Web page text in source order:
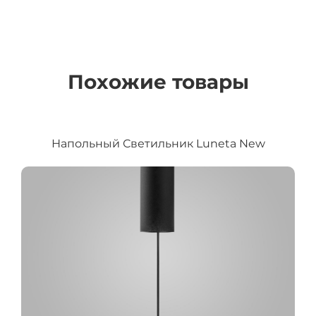
Похожие товары
Напольный Светильник Luneta New